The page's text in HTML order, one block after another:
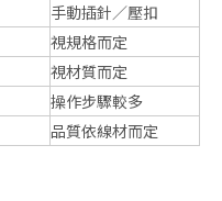
手動插針／壓扣
視規格而定
視材質而定
操作步驟較多
品質依線材而定